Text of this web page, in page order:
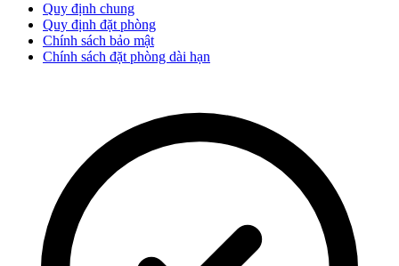
Quy định chung
Quy định đặt phòng
Chính sách bảo mật
Chính sách đặt phòng dài hạn